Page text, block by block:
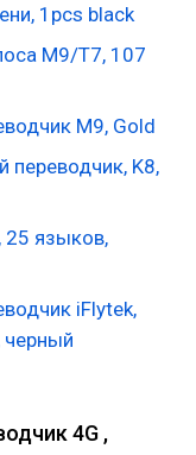
1pcs black
M9/T7, 107
M9, Gold
переводчик, K8,
25 языков,
iFlytek,
черный
4G ,